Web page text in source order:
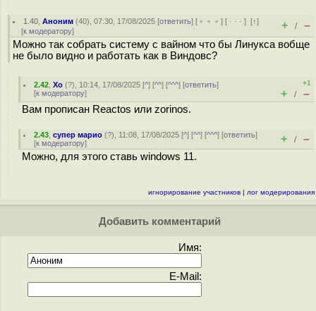
1.40 ,Аноним (40), 07:30, 17/08/2025 [ответить] [ ﹢﹢﹢] [ · · ·][↑]
[к модератору] + / –
Можно так собрать систему с вайном что бы Линукса вобще
не было видно и работать как в Виндовс?
2.42 ,Хо (?), 10:14, 17/08/2025 [^] [^^] [^^^] [ответить]
[к модератору]
+1
+ / –
Вам прописан Reactos или zorinos.
2.43 ,супер марио (?), 11:08, 17/08/2025 [^] [^^] [^^^] [ответить]
[к модератору] + / –
Можно, для этого ставь windows 11.
игнорирование участников | лог модерирования
Добавить комментарий
Имя:
E-Mail: